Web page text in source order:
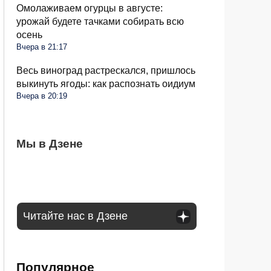
Омолаживаем огурцы в августе:
урожай будете тачками собирать всю
осень
Вчера в 21:17
Весь виноград растрескался, пришлось
выкинуть ягоды: как распознать оидиум
Вчера в 20:19
Мы в Дзене
Семьи в России получат до 200 тысяч
рублей: как оформить вылпаты
С 1 сентября россиян будут сажать и
Сосед со скандалом требует убрать доски
Читайте нас в Дзене
Популярное